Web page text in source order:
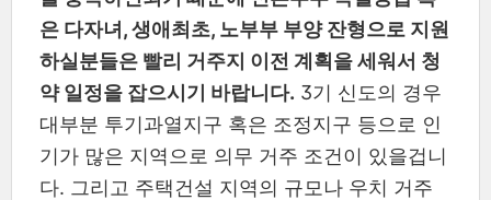
은 다자녀, 생애최초, 노부부 부양 잔형으로 지원
하실분들은 빨리 거주지 이전 계획을 세워서 청
약 일정을 잡으시기 바랍니다. 3기 신도의 경우
대부분 투기과열지구 혹은 조정지구 등으로 인
기가 많은 지역으로 의무 거주 조건이 있을겁니
다. 그리고 주택건설 지역의 규모나 우치 거주